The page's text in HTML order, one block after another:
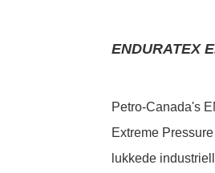
ENDURATEX
Petro-Canada's
Extreme
lukkede